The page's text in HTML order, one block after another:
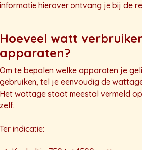
informatie hierover ontvang je bij de
Hoeveel watt
apparaten?
Om te bepalen welke apparaten je
gebruiken, tel je eenvoudig de
Het wattage staat meestal vermeld
zelf.
Ter indicatie: